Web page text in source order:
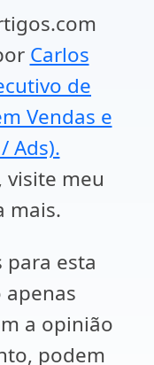
Carlos
de
Vendas e
Ads).
visite meu
mais.
para esta
apenas
a opinião
podem